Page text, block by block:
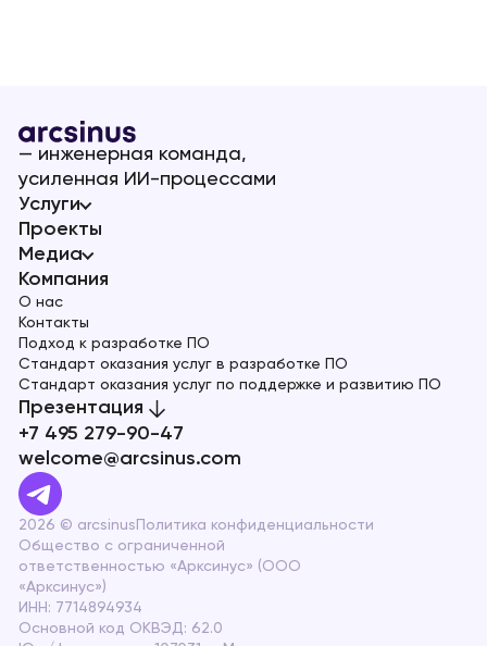
— инженерная команда,
усиленная ИИ-процессами
Услуги
Проекты
Медиа
Компания
О нас
Контакты
Подход к разработке ПО
Стандарт оказания услуг в разработке ПО
Стандарт оказания услуг по поддержке и развитию ПО
Презентация
+7 495 279-90-47
welcome@arcsinus.com
2026 © arcsinus Политика конфиденциальности
Общество с ограниченной
ответственностью «Арксинус» (ООО
«Арксинус»)
ИНН: 7714894934
Основной код ОКВЭД: 62.0